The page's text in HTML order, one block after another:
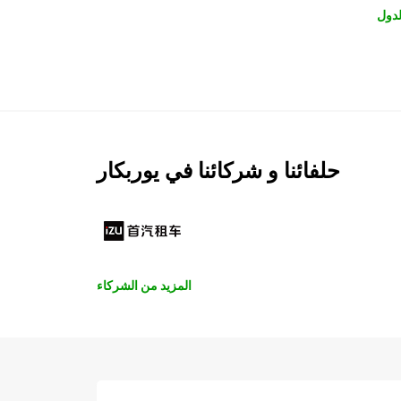
حلفائنا و شركائنا في يوربكار
المزيد من الشركاء